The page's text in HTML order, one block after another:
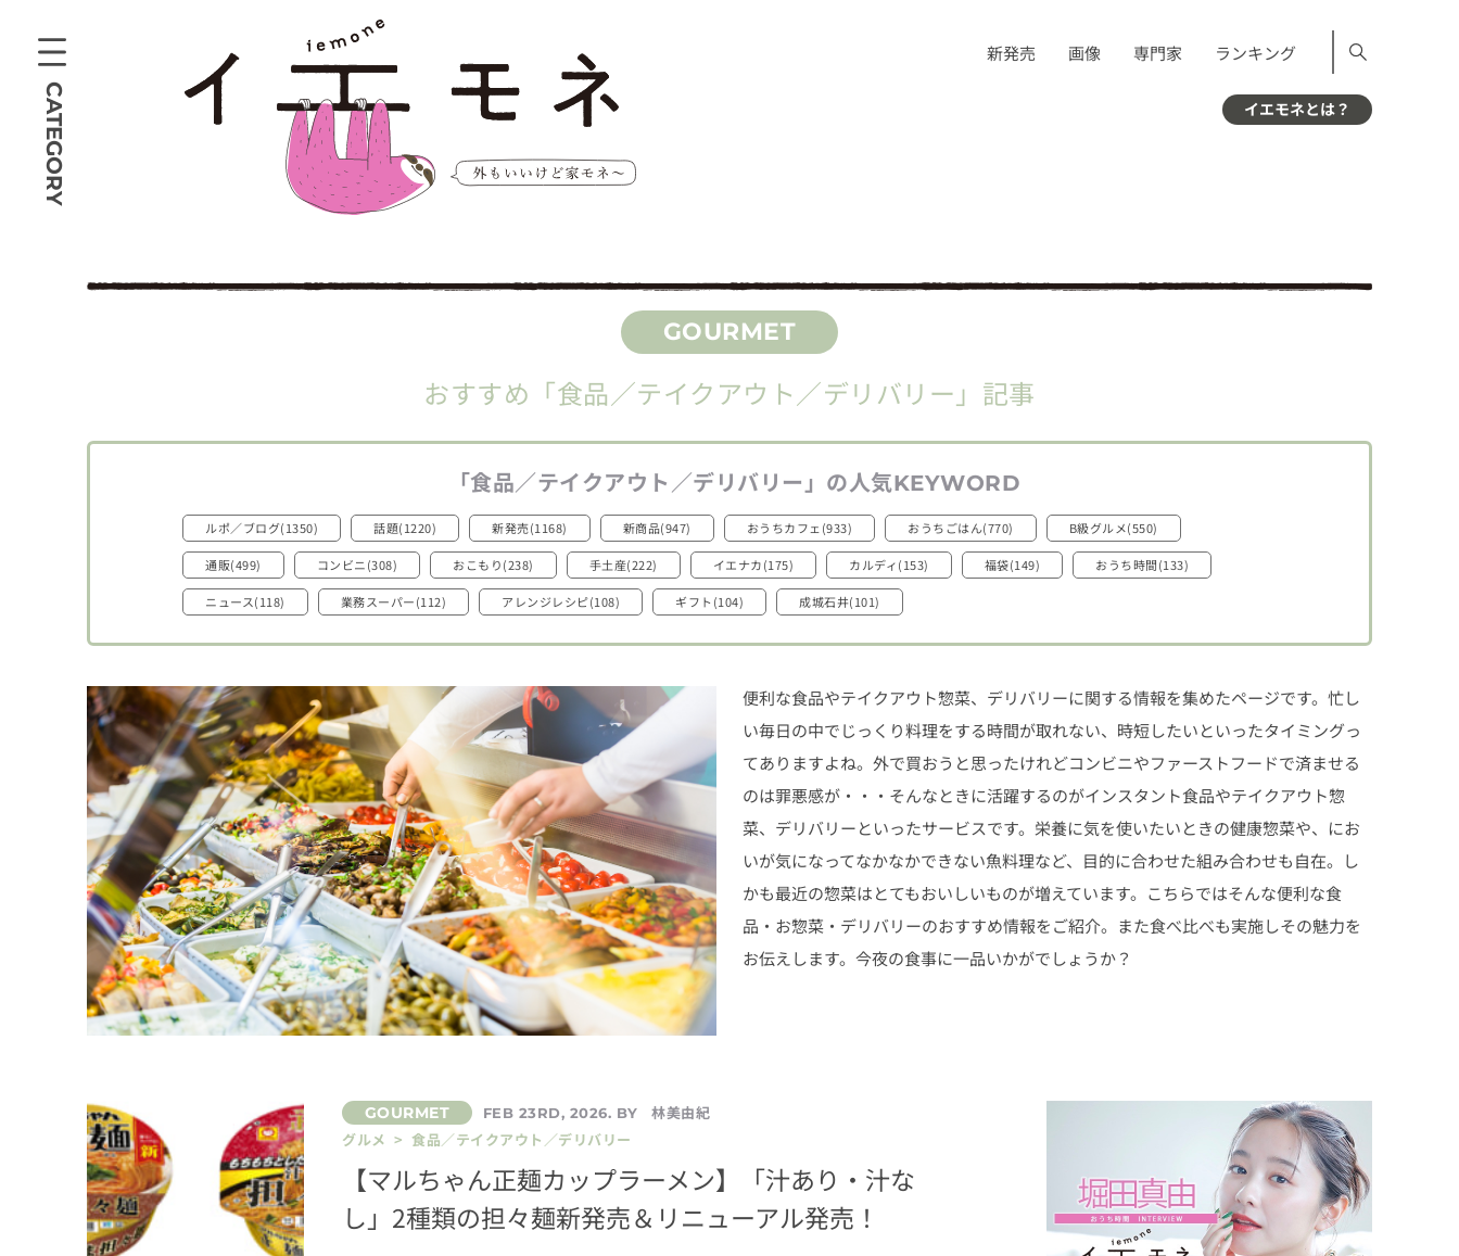
CATEGORY
新発売 画像 専門家 ランキング
イエモネとは？
おすすめ 「食品／テイクアウト／デリバリー」 記事
「食品／テイクアウト／デリバリー」 の人気KEYWORD
ルポ／ブログ(1350) 話題(1220) 新発売(1168) 新商品(947) おうちカフェ(933) おうちごはん(770) B級グルメ(550)
通販(499) コンビニ(308) おこもり(238) 手土産(222) イエナカ(175) カルディ(153) 福袋(149) おうち時間(133)
ニュース(118) 業務スーパー(112) アレンジレシピ(108) ギフト(104) 成城石井(101)
便利な食品やテイクアウト惣菜、デリバリーに関する情報を集めたページです。忙し
い毎日の中でじっくり料理をする時間が取れない、時短したいといったタイミングっ
てありますよね。外で買おうと思ったけれどコンビニやファーストフードで済ませる
のは罪悪感が・・・そんなときに活躍するのがインスタント食品やテイクアウト惣
菜、デリバリーといったサービスです。栄養に気を使いたいときの健康惣菜や、にお
いが気になってなかなかできない魚料理など、目的に合わせた組み合わせも自在。し
かも最近の惣菜はとてもおいしいものが増えています。こちらではそんな便利な食
品・お惣菜・デリバリーのおすすめ情報をご紹介。また食べ比べも実施しその魅力を
お伝えします。今夜の食事に一品いかがでしょうか？
FEB 23RD, 2026. BY
林美由紀
グルメ > 食品／テイクアウト／デリバリー
【マルちゃん正麺カップラーメン】「汁あり・汁な
し」2種類の担々麺新発売＆リニューアル発売！